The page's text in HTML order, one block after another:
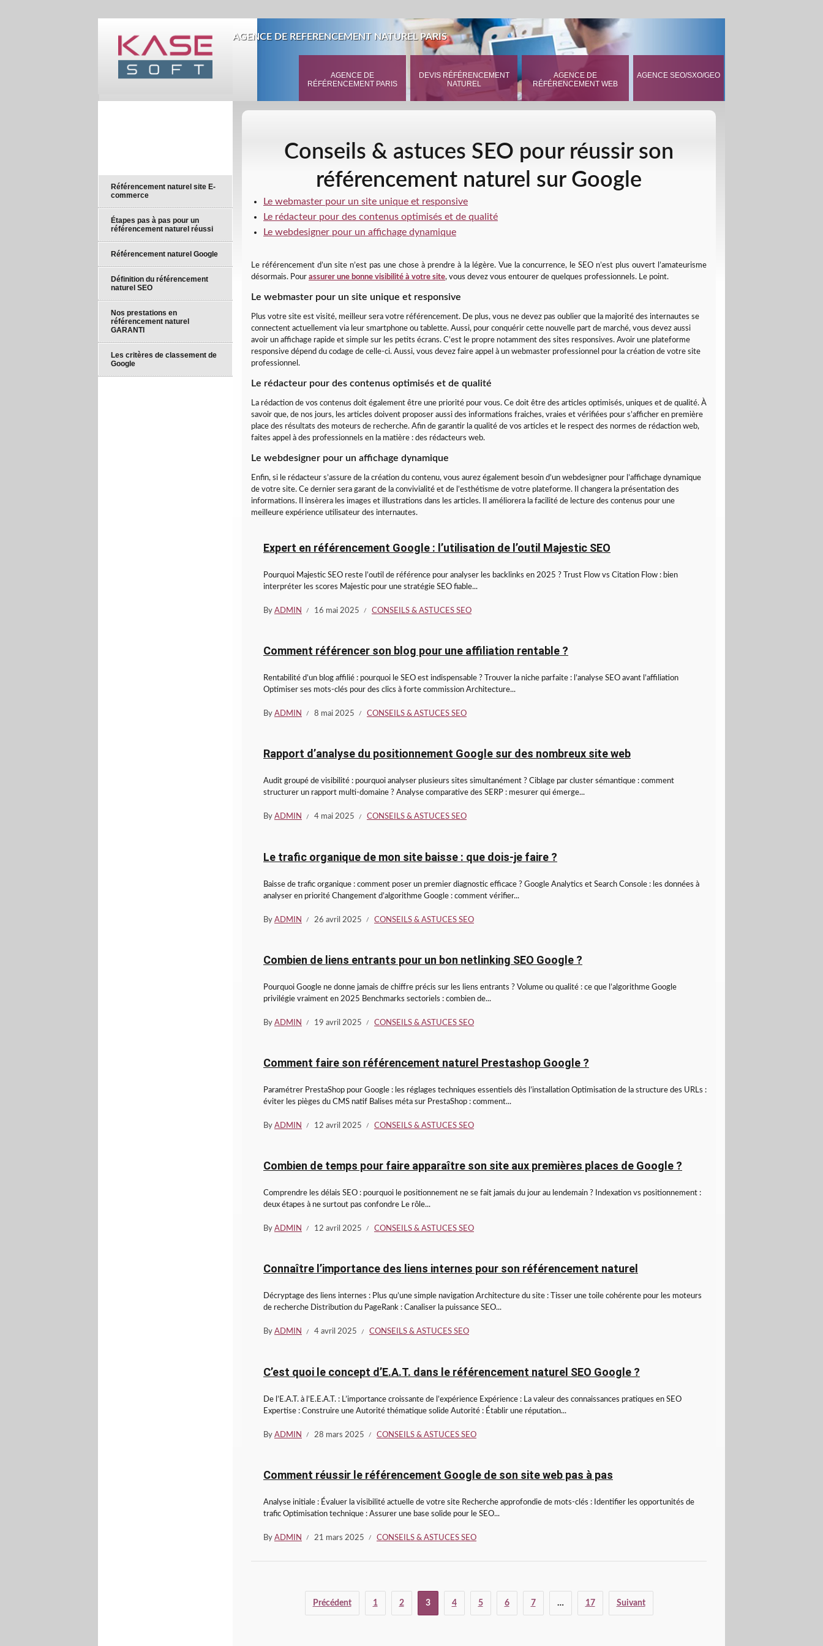
AGENCE DE REFERENCEMENT NATUREL PARIS
AGENCE DE
RÉFÉRENCEMENT PARIS
DEVIS RÉFÉRENCEMENT
NATUREL
AGENCE DE
RÉFÉRENCEMENT WEB
AGENCE SEO/SXO/GEO
Conseils & astuces SEO pour réussir son
référencement naturel sur Google
Le webmaster pour un site unique et responsive
Le rédacteur pour des contenus optimisés et de qualité
Le webdesigner pour un affichage dynamique
Le référencement d’un site n’est pas une chose à prendre à la légère. Vue la concurrence, le SEO n’est plus ouvert l’amateurisme
désormais. Pour assurer une bonne visibilité à votre site, vous devez vous entourer de quelques professionnels. Le point.
Le webmaster pour un site unique et responsive
Plus votre site est visité, meilleur sera votre référencement. De plus, vous ne devez pas oublier que la majorité des internautes se
connectent actuellement via leur smartphone ou tablette. Aussi, pour conquérir cette nouvelle part de marché, vous devez aussi
avoir un affichage rapide et simple sur les petits écrans. C’est le propre notamment des sites responsives. Avoir une plateforme
responsive dépend du codage de celle-ci. Aussi, vous devez faire appel à un webmaster professionnel pour la création de votre site
professionnel.
Le rédacteur pour des contenus optimisés et de qualité
La rédaction de vos contenus doit également être une priorité pour vous. Ce doit être des articles optimisés, uniques et de qualité. À
savoir que, de nos jours, les articles doivent proposer aussi des informations fraiches, vraies et vérifiées pour s’afficher en première
place des résultats des moteurs de recherche. Afin de garantir la qualité de vos articles et le respect des normes de rédaction web,
faites appel à des professionnels en la matière : des rédacteurs web.
Le webdesigner pour un affichage dynamique
Enfin, si le rédacteur s’assure de la création du contenu, vous aurez également besoin d’un webdesigner pour l’affichage dynamique
de votre site. Ce dernier sera garant de la convivialité et de l’esthétisme de votre plateforme. Il changera la présentation des
informations. Il insèrera les images et illustrations dans les articles. Il améliorera la facilité de lecture des contenus pour une
meilleure expérience utilisateur des internautes.
Expert en référencement Google : l’utilisation de l’outil Majestic SEO
Pourquoi Majestic SEO reste l’outil de référence pour analyser les backlinks en 2025 ? Trust Flow vs Citation Flow : bien
interpréter les scores Majestic pour une stratégie SEO fiable...
By ADMIN 16 mai 2025 CONSEILS & ASTUCES SEO
Comment référencer son blog pour une affiliation rentable ?
Rentabilité d’un blog affilié : pourquoi le SEO est indispensable ? Trouver la niche parfaite : l’analyse SEO avant l’affiliation
Optimiser ses mots-clés pour des clics à forte commission Architecture...
By ADMIN 8 mai 2025 CONSEILS & ASTUCES SEO
Rapport d’analyse du positionnement Google sur des nombreux site web
Audit groupé de visibilité : pourquoi analyser plusieurs sites simultanément ? Ciblage par cluster sémantique : comment
structurer un rapport multi-domaine ? Analyse comparative des SERP : mesurer qui émerge...
By ADMIN 4 mai 2025 CONSEILS & ASTUCES SEO
Le trafic organique de mon site baisse : que dois-je faire ?
Baisse de trafic organique : comment poser un premier diagnostic efficace ? Google Analytics et Search Console : les données à
analyser en priorité Changement d’algorithme Google : comment vérifier...
By ADMIN 26 avril 2025 CONSEILS & ASTUCES SEO
Combien de liens entrants pour un bon netlinking SEO Google ?
Pourquoi Google ne donne jamais de chiffre précis sur les liens entrants ? Volume ou qualité : ce que l’algorithme Google
privilégie vraiment en 2025 Benchmarks sectoriels : combien de...
By ADMIN 19 avril 2025 CONSEILS & ASTUCES SEO
Comment faire son référencement naturel Prestashop Google ?
Paramétrer PrestaShop pour Google : les réglages techniques essentiels dès l’installation Optimisation de la structure des URLs :
éviter les pièges du CMS natif Balises méta sur PrestaShop : comment...
By ADMIN 12 avril 2025 CONSEILS & ASTUCES SEO
Combien de temps pour faire apparaître son site aux premières places de Google ?
Comprendre les délais SEO : pourquoi le positionnement ne se fait jamais du jour au lendemain ? Indexation vs positionnement :
deux étapes à ne surtout pas confondre Le rôle...
By ADMIN 12 avril 2025 CONSEILS & ASTUCES SEO
Connaître l’importance des liens internes pour son référencement naturel
Décryptage des liens internes : Plus qu’une simple navigation Architecture du site : Tisser une toile cohérente pour les moteurs
de recherche Distribution du PageRank : Canaliser la puissance SEO...
By ADMIN 4 avril 2025 CONSEILS & ASTUCES SEO
C’est quoi le concept d’E.A.T. dans le référencement naturel SEO Google ?
De l’E.A.T. à l’E.E.A.T. : L’importance croissante de l’expérience Expérience : La valeur des connaissances pratiques en SEO
Expertise : Construire une Autorité thématique solide Autorité : Établir une réputation...
By ADMIN 28 mars 2025 CONSEILS & ASTUCES SEO
Comment réussir le référencement Google de son site web pas à pas
Analyse initiale : Évaluer la visibilité actuelle de votre site Recherche approfondie de mots-clés : Identifier les opportunités de
trafic Optimisation technique : Assurer une base solide pour le SEO...
By ADMIN 21 mars 2025 CONSEILS & ASTUCES SEO
Précédent 1 2 3 4 5 6 7 … 17 Suivant
Référencement naturel site E-
commerce
Étapes pas à pas pour un
référencement naturel réussi
Référencement naturel Google
Définition du référencement
naturel SEO
Nos prestations en
référencement naturel
GARANTI
Les critères de classement de
Google